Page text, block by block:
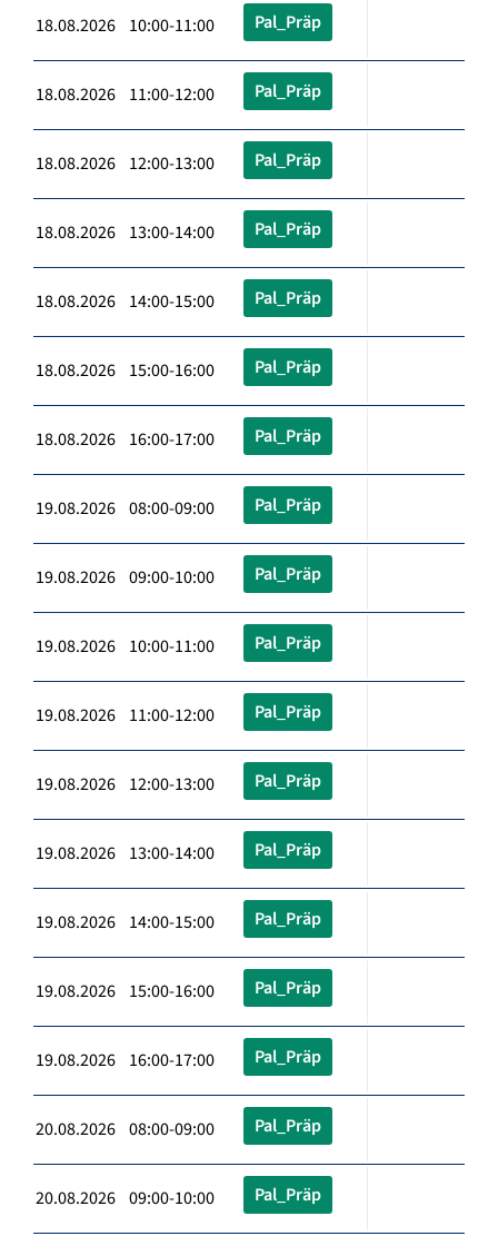
18.08.2026 10:00-11:00 Pal_Präp
18.08.2026 11:00-12:00 Pal_Präp
18.08.2026 12:00-13:00 Pal_Präp
18.08.2026 13:00-14:00 Pal_Präp
18.08.2026 14:00-15:00 Pal_Präp
18.08.2026 15:00-16:00 Pal_Präp
18.08.2026 16:00-17:00 Pal_Präp
19.08.2026 08:00-09:00 Pal_Präp
19.08.2026 09:00-10:00 Pal_Präp
19.08.2026 10:00-11:00 Pal_Präp
19.08.2026 11:00-12:00 Pal_Präp
19.08.2026 12:00-13:00 Pal_Präp
19.08.2026 13:00-14:00 Pal_Präp
19.08.2026 14:00-15:00 Pal_Präp
19.08.2026 15:00-16:00 Pal_Präp
19.08.2026 16:00-17:00 Pal_Präp
20.08.2026 08:00-09:00 Pal_Präp
20.08.2026 09:00-10:00 Pal_Präp